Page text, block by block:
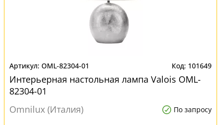
OML-82304-01 101649
Интерьерная настольная лампа Valois OML-
82304-01
Omnilux (Италия)
По запросу